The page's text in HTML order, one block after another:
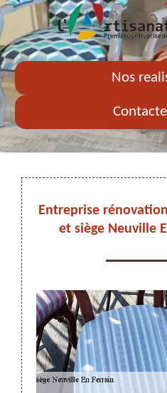
Nos
Entreprise
et siège Neuville